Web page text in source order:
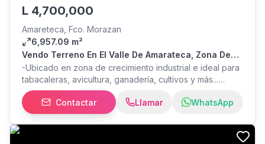
L 4,700,000
Amareteca, Fco. Morazan
6,957.09 m²
Vendo Terreno En El Valle De Amarateca, Zona De
Crecimiento Industrial
-Ubicado en zona de crecimiento industrial e ideal para
tabacaleras, avicultura, ganadería, cultivos y más...
Cuenta con: Energía eléctrica. Pozo con 100 metros de
profundidad. Geografía regular. NOTA: EL TERRENO NO
CUENTA CON AGUA POTABLE, SE PUEDE OBTENER POR
MEDIO DEL COMITÉ DE LA COMUNIDAD. PARA
COMUNICARSE CON NOSOTROS: Página de Facebook:
Contactar Llamar WhatsApp